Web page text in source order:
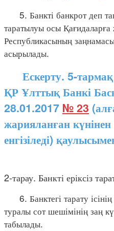
5. Банкті банкрот деп
таратылуы осы Қағидаларға
Республикасының
асырылады.
Ескерту. 5-тармақ
ҚР Ұлттық Банкі
28.01.2017 № 23
жарияланған
енгізіледі)
2-тарау. Банкті еріксіз
6. Банктегі тарату ісінің
туралы сот шешімінің заң
табылады.